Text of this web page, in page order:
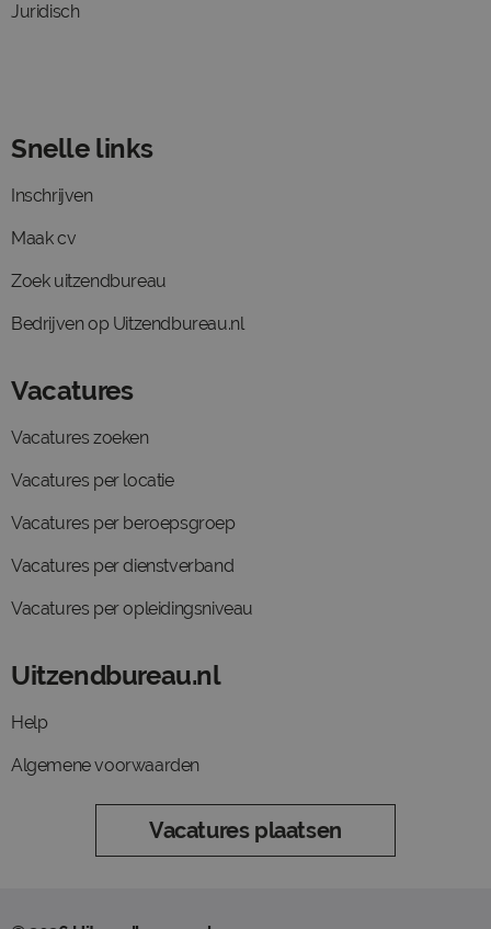
Juridisch
Snelle links
Inschrijven
Maak cv
Zoek uitzendbureau
Bedrijven op Uitzendbureau.nl
Vacatures
Vacatures zoeken
Vacatures per locatie
Vacatures per beroepsgroep
Vacatures per dienstverband
Vacatures per opleidingsniveau
Uitzendbureau.nl
Help
Algemene voorwaarden
Vacatures plaatsen